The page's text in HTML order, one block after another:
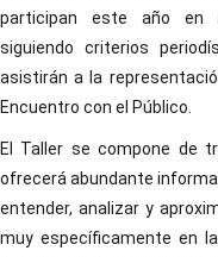
participan este año en
siguiendo criterios
asistirán a la
Encuentro con el Público.
El Taller se compone de
ofrecerá abundante
entender, analizar y
muy específicamente en